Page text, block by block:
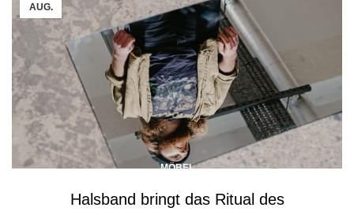
AUG.
MÖBEL
Halsband bringt das Ritual des